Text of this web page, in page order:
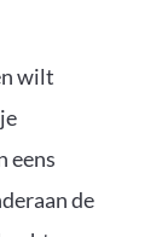
wilt
eens
de